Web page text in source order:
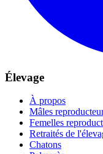
Élevage
À propos
Mâles
Femelles
Retraités de
Chatons